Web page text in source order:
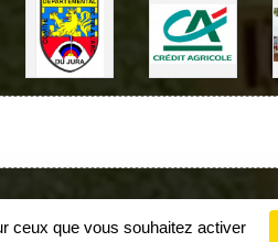
Gestion des cookies
ceux que vous souhaitez activer